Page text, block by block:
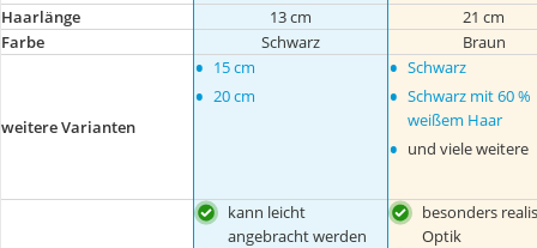
Haarlänge
13 cm
21 cm
Farbe
Schwarz Braun
weitere Varianten
• 15 cm
• 20 cm
• Schwarz
• Schwarz mit 60 %
weißem Haar
• und viele weitere
kann leicht
angebracht werden
besonders
Optik